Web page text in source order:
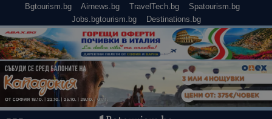
Bgtourism.bg Airnews.bg TravelTech.bg
Spatourism.bg
Jobs.bgtourism.bg
Destinations.bg